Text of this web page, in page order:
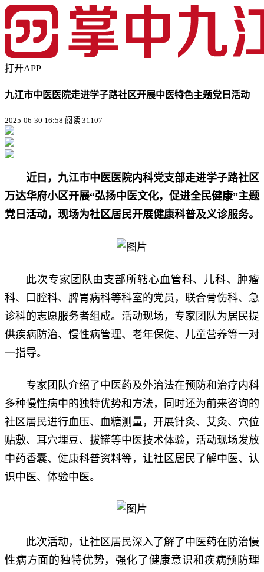
打开APP
九江市中医医院走进学子路社区开展中医特色主题党日活动
2025-06-30 16:58 阅读 31107
近日，九江市中医医院内科党支部走进学子路社区
万达华府小区开展“弘扬中医文化，促进全民健康”主题
党日活动，现场为社区居民开展健康科普及义诊服务。
此次专家团队由支部所辖心血管科、儿科、肿瘤
科、口腔科、脾胃病科等科室的党员，联合骨伤科、急
诊科的志愿服务者组成。活动现场，专家团队为居民提
供疾病防治、慢性病管理、老年保健、儿童营养等一对
一指导。
专家团队介绍了中医药及外治法在预防和治疗内科
多种慢性病中的独特优势和方法，同时还为前来咨询的
社区居民进行血压、血糖测量，开展针灸、艾灸、穴位
贴敷、耳穴埋豆、拔罐等中医技术体验，活动现场发放
中药香囊、健康科普资料等，让社区居民了解中医、认
识中医、体验中医。
此次活动，让社区居民深入了解了中医药在防治慢
性病方面的独特优势，强化了健康意识和疾病预防理